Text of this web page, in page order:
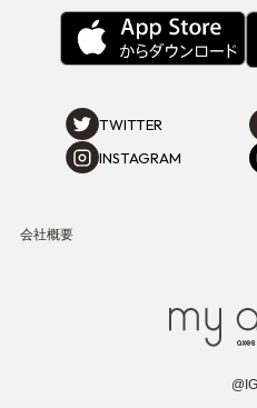
TWITTER
INSTAGRAM
会社概要